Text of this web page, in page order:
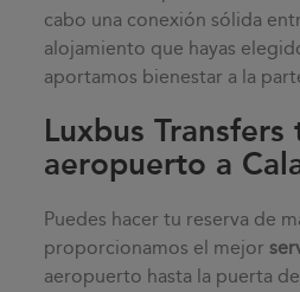
cabo una conexión sólida
alojamiento que hayas
aportamos bienestar a la
Luxbus
aeropuerto a
Puedes hacer tu reserva de
proporcionamos el mejor
aeropuerto hasta la puerta